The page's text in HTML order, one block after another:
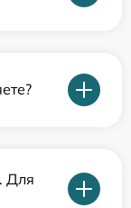
Для